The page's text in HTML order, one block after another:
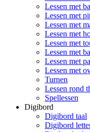
Lessen met
Lessen met
Lessen met
Lessen met
Lessen met
Lessen met
Lessen met
Lessen met
Turnen
Lessen rond
Spellessen
Digibord
Digibord taal
Digibord